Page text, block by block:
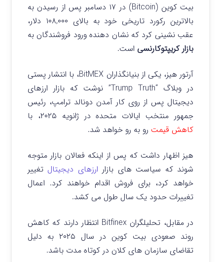
بیت کوین (Bitcoin) در ۱۷ دسامبر پس از رسیدن به
بالاترین رکورد تاریخی خود به بالای ۱۰۸,۰۰۰ دلار،
عقب نشینی کرد که نشان دهنده ورود فروشندگان به
بازار کریپتوکارنسی است.
آرتور هیز، یکی از بنیانگذاران BitMEX، با انتشار پستی
در وبلاگ “Trump Truth” نوشت که بازار ارزهای
دیجیتال پس از روی کار آمدن دونالد ترامپ، رئیس
جمهور منتخب ایالات متحده در ژانویه ۲۰۲۵، با
کاهش قیمت رو به رو خواهد شد.
هیز اظهار داشت که پس از اینکه فعالان بازار متوجه
شوند که سیاست های بازار ارزهای دیجیتال تغییر
خواهد کرد، برای فروش اقدام خواهند کرد. اعمال
تغییرات حدود یک سال طول می کشد.
در مقابل، تحلیلگران Bitfinex انتظار دارند که کاهش
روند صعودی بیت کوین در سال ۲۰۲۵ به دلیل
تقاضای سازمان های کلان در کوتاه مدت باشد.